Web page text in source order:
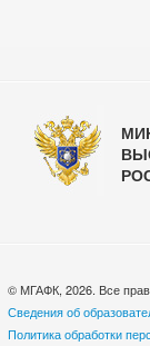
© МГАФК, 2026. Все
Сведения об
Политика обработки